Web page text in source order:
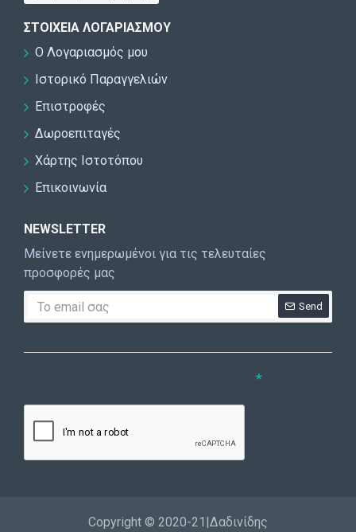
ΣΤΟΙΧΕΊΑ ΛΟΓΑΡΙΑΣΜΟΎ
Ο Λογαριασμός μου
Ιστορικό Παραγγελιών
Επιστροφές
Δωροεπιταγές
Χάρτης Ιστοτόπου
Επικοινωνία
NEWSLETTER
Μείνετε ενημερωμένοι για τις τελευταίες
προσφορές μας
Send
Copyright © 2020-21|Δαδινίδης